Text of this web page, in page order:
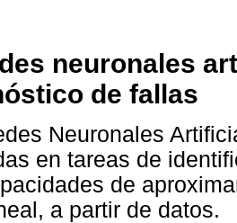
neuronales
de fallas
Neuronales
en tareas de
de
a partir de datos.